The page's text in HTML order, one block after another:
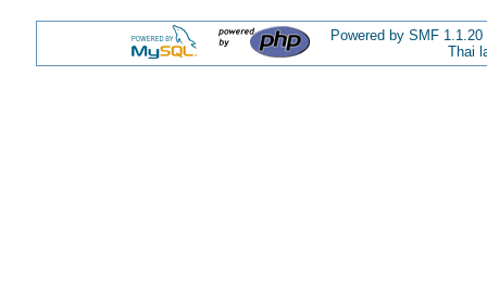
Powered by SMF 1.1.20
Thai